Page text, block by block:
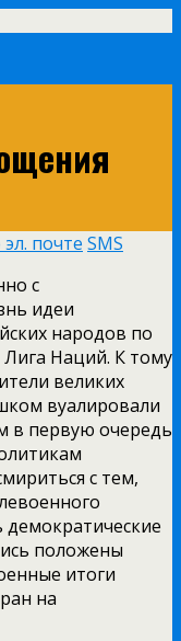
почте SMS
с
идеи
народов по
Лига Наций. К тому
великих
вуалировали
в первую очередь
с тем,
демократические
положены
итоги
на